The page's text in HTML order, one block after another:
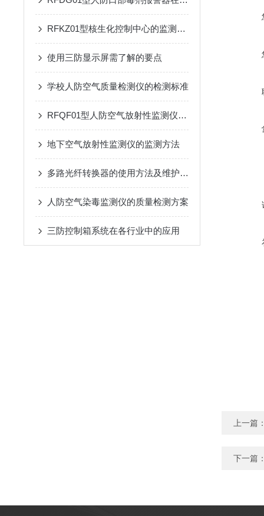
RFKZ01型核生化控制中心的监测系统与应用
使用三防显示屏需了解的要点
学校人防空气质量检测仪的检测标准
RFQF01型人防空气放射性监测仪的工作原理与技术特点
地下空气放射性监测仪的监测方法
多路光纤转换器的使用方法及维护方法
人防空气染毒监测仪的质量检测方案
三防控制箱系统在各行业中的应用
上一篇
下一篇